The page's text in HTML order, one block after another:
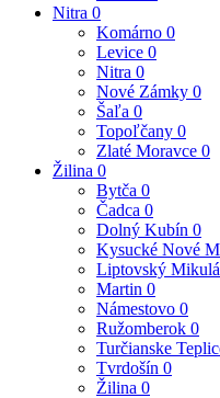
Nitra 0
Komárno 0
Levice 0
Nitra 0
Nové Zámky 0
Šaľa 0
Topoľčany 0
Zlaté Moravce 0
Žilina 0
Bytča 0
Čadca 0
Dolný Kubín 0
Kysucké Nové
Liptovský
Martin 0
Námestovo 0
Ružomberok 0
Turčianske
Tvrdošín 0
Žilina 0